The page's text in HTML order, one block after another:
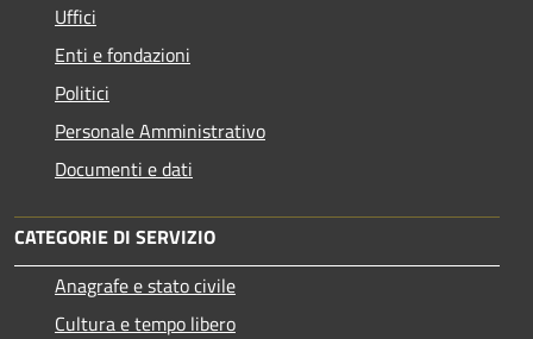
Uffici
Enti e fondazioni
Politici
Personale Amministrativo
Documenti e dati
CATEGORIE DI SERVIZIO
Anagrafe e stato civile
Cultura e tempo libero